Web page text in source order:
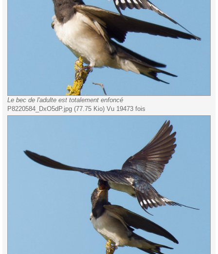
Le bec de l'adulte est totalement enfoncé
P8220584_DxO5dP.jpg (77.75 Kio) Vu 19473 fois